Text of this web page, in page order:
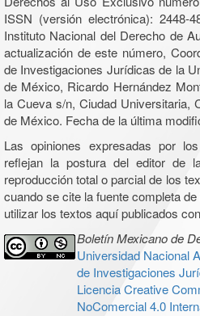
ISSN (versión electrónica): 2448-
Instituto Nacional del Derecho de
actualización de este número,
de Investigaciones Jurídicas de la
de México, Ricardo Hernández
la Cueva s/n, Ciudad Universitaria,
de México. Fecha de la última
Las opiniones expresadas por
reflejan la postura del editor de
reproducción total o parcial de los
cuando se cite la fuente completa
utilizar los textos aquí publicados
Boletín Mexicano de
Universidad Nacional
de Investigaciones
Licencia Creative
NoComercial 4.0